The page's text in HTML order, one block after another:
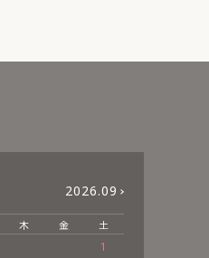
2026.09
木 金 土
1